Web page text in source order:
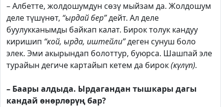
– Албетте, жолдошумдун сөзү мыйзам да. Жолдошум
деле түшүнөт, “ырдай бер”дейт. Ал деле
буулукканымды байкап калат. Бирок толук кандуу
киришип “кой, ырда, иштейли”деген сунуш боло
элек. Эми акырындап болоттур, буюрса. Шашпай эле
турайын дегиче картайып кетем да бирок(күлүп).
– Баары алдыда. Ырдагандан тышкары дагы
кандай өнөрлөрүң бар?